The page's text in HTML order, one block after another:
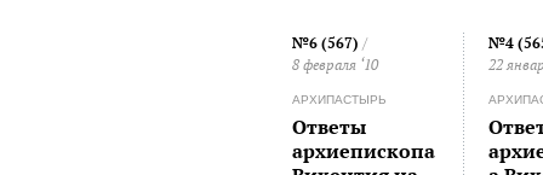
№6 (567) /
8 февраля ‘10
АРХИПАСТЫРЬ
Ответы
архиепископа
№4
22